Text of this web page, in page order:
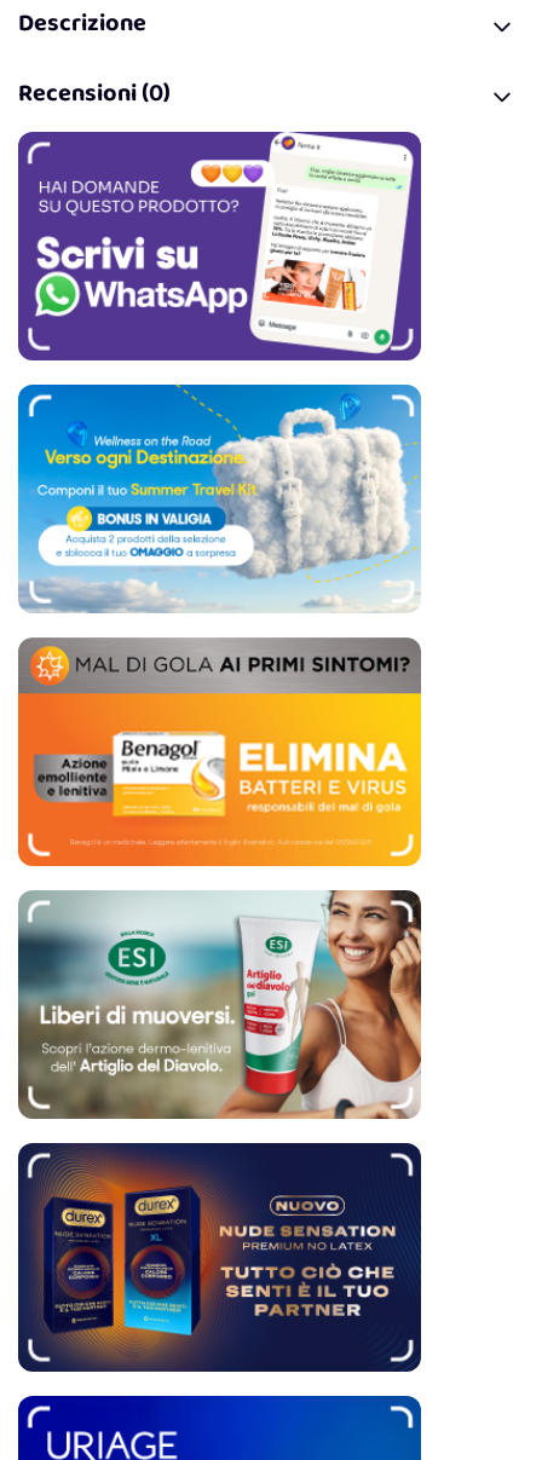
Descrizione
Recensioni (0)